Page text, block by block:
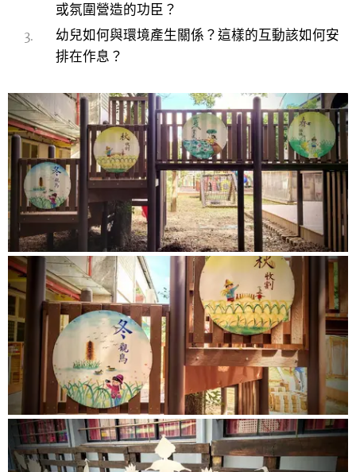
或氛圍營造的功臣？
幼兒如何與環境產生關係？這樣的互動該如何安
排在作息？